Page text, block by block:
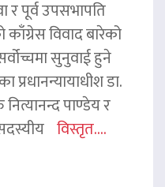
र पूर्व उपसभापति
विवाद बारेको
सुनुवाई हुने
डा.
पाण्डेय र
विस्तृत....